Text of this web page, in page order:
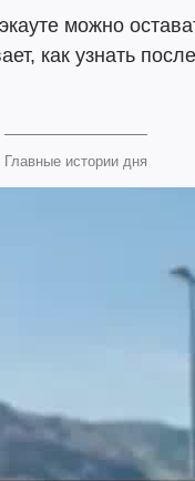
можно
как узнать
Главные истории дня